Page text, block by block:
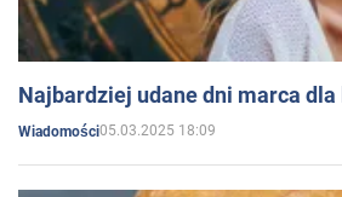
Najbardziej udane dni marca
Wiadomości05.03.2025 18:09